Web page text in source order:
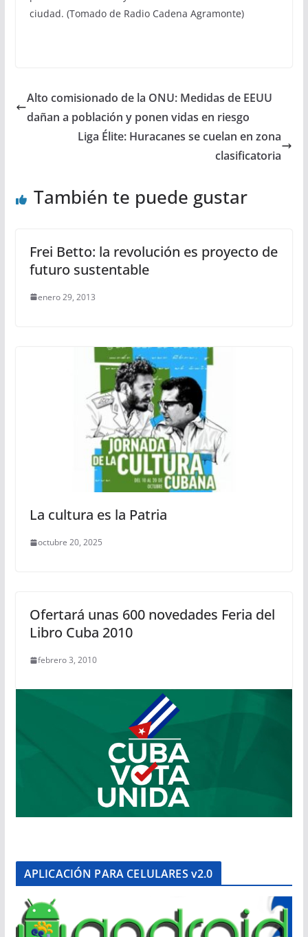
ciudad. (Tomado de Radio Cadena Agramonte)
Alto comisionado de la ONU: Medidas de EEUU
dañan a población y ponen vidas en riesgo
Liga Élite: Huracanes se cuelan en zona
clasificatoria
También te puede gustar
Frei Betto: la revolución es proyecto de
futuro sustentable
enero 29, 2013
La cultura es la Patria
octubre 20, 2025
Ofertará unas 600 novedades Feria del
Libro Cuba 2010
febrero 3, 2010
APLICACIÓN PARA CELULARES v2.0